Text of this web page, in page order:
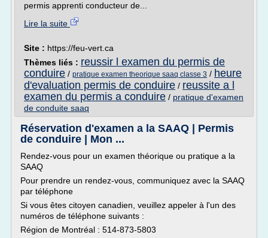
permis apprenti conducteur de...
Lire la suite
Site : https://feu-vert.ca
Thèmes liés : reussir l examen du permis de
conduire / pratique examen theorique saaq classe 3 / heure
d'evaluation permis de conduire / reussite a l
examen du permis a conduire / pratique d'examen
de conduite saaq
Réservation d'examen a la SAAQ | Permis
de conduire | Mon ...
Rendez-vous pour un examen théorique ou pratique a la
SAAQ
Pour prendre un rendez-vous, communiquez avec la SAAQ
par téléphone
Si vous êtes citoyen canadien, veuillez appeler à l'un des
numéros de téléphone suivants :
Région de Montréal : 514-873-5803